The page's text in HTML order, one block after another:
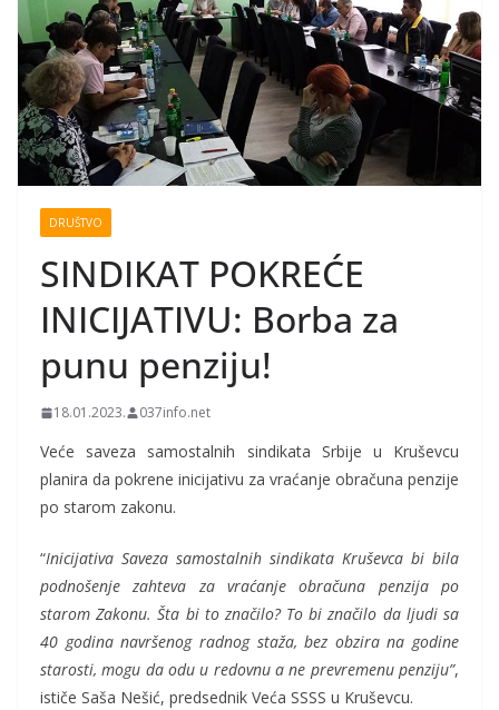
DRUŠTVO
SINDIKAT POKREĆE
INICIJATIVU: Borba za
punu penziju!
18.01.2023. 037info.net
Veće saveza samostalnih sindikata Srbije u Kruševcu
planira da pokrene inicijativu za vraćanje obračuna penzije
po starom zakonu.
“Inicijativa Saveza samostalnih sindikata Kruševca bi bila
podnošenje zahteva za vraćanje obračuna penzija po
starom Zakonu. Šta bi to značilo? To bi značilo da ljudi sa
40 godina navršenog radnog staža, bez obzira na godine
starosti, mogu da odu u redovnu a ne prevremenu penziju”,
ističe Saša Nešić, predsednik Veća SSSS u Kruševcu.